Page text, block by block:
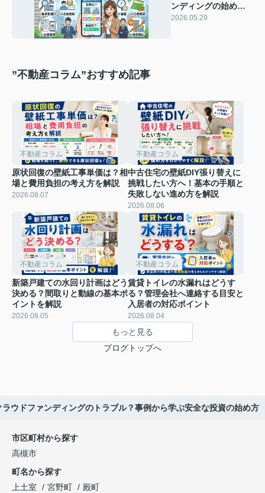
ンディングの始め方
は？事業者登録の手
2026.05.29
”不動産コラム”おすすめ記事
不動産コラム
原状回復の壁紙工事単価は？相
場と費用負担の考え方を解説
2026.08.07
不動産コラム
中古住宅の壁紙DIY張り替えに
挑戦したい方へ！基本の手順と
失敗しない進め方を解説
2026.08.06
不動産コラム
新築戸建ての水回り計画はどう
決める？間取りと動線の基本ポ
イントを解説
2026.08.05
不動産コラム
賃貸トイレの水漏れはどうす
る？管理会社へ連絡する目安と
入居者の対応ポイント
2026.08.04
もっと見る
ブログトップへ
ラウドファンディングのトラブル？事例から学ぶ安全な投資の始め方
市区町村から探す
高槻市
町名から探す
上土室
宮野町
殿町